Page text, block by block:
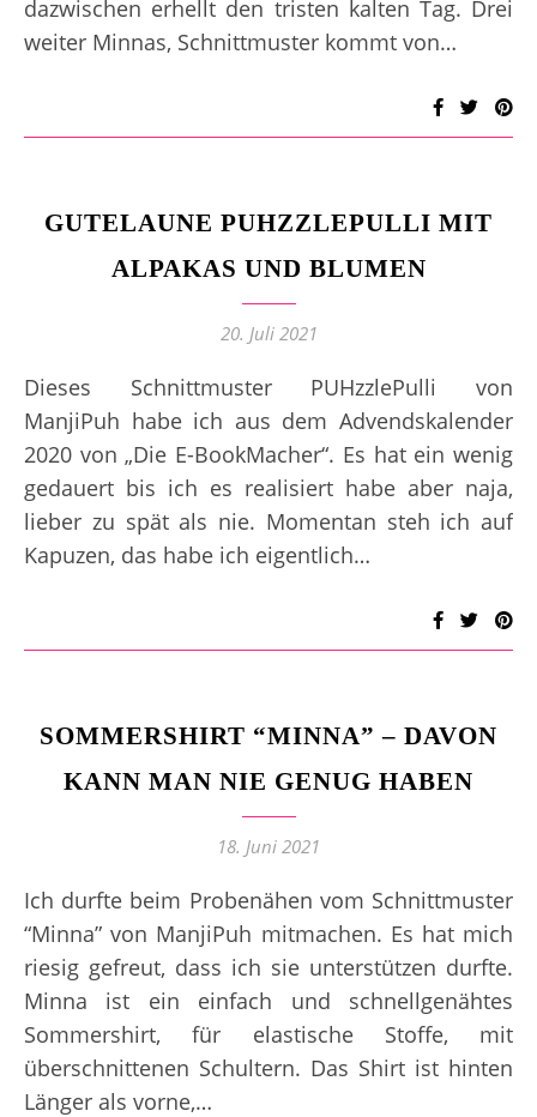
dazwischen erhellt den tristen kalten Tag. Drei
weiter Minnas, Schnittmuster kommt von…
GUTELAUNE PUHZZLEPULLI MIT
ALPAKAS UND BLUMEN
20. Juli 2021
Dieses Schnittmuster PUHzzlePulli von
ManjiPuh habe ich aus dem Advendskalender
2020 von „Die E-BookMacher“. Es hat ein wenig
gedauert bis ich es realisiert habe aber naja,
lieber zu spät als nie. Momentan steh ich auf
Kapuzen, das habe ich eigentlich…
SOMMERSHIRT “MINNA” – DAVON
KANN MAN NIE GENUG HABEN
18. Juni 2021
Ich durfte beim Probenähen vom Schnittmuster
“Minna” von ManjiPuh mitmachen. Es hat mich
riesig gefreut, dass ich sie unterstützen durfte.
Minna ist ein einfach und schnellgenähtes
Sommershirt, für elastische Stoffe, mit
überschnittenen Schultern. Das Shirt ist hinten
Länger als vorne,…